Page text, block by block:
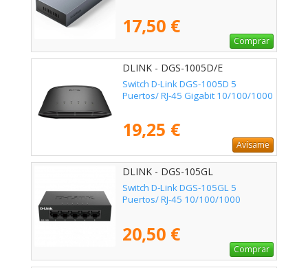
17,50 €
Comprar
DLINK - DGS-1005D/E
Switch D-Link DGS-1005D 5
Puertos/ RJ-45 Gigabit 10/100/1000
19,25 €
Avísame
DLINK - DGS-105GL
Switch D-Link DGS-105GL 5
Puertos/ RJ-45 10/100/1000
20,50 €
Comprar